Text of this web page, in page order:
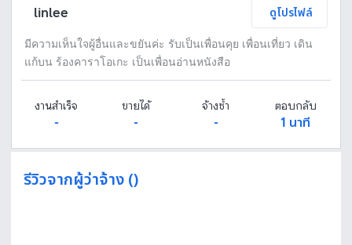
linlee ดูโปรไฟล์
มีความเห็นใจผู้อื่นและขยันค่ะ รับเป็นเพื่อนคุย เพื่อนเที่ยว เดิน
แก้บน ร้องคาราโอเกะ เป็นเพื่อนอ่านหนังสือ
งานสำเร็จ
-
ขายได้
-
จ้างซ้ำ
-
ตอบกลับ
1 นาที
รีวิวจากผู้ว่าจ้าง ()